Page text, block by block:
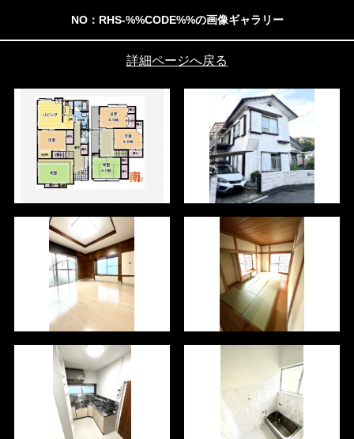
NO：RHS-%%CODE%%の画像ギャラリー
詳細ページへ戻る